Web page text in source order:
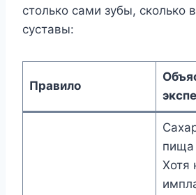
столько сами зубы, сколько
суставы:
Правило
пища
Хотя